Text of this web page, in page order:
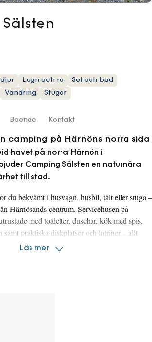
Lugn och ro
Sol och bad
Vandring Stugor
Boende Kontakt
camping på Härnöns norra sida
havet på norra Härnön i
Camping Sälsten en naturnära
till stad.
du bekvämt i husvagn, husbil, tält eller stuga –
Härnösands centrum. Servicehusen på
med toaletter, duschar, kök med spis,
samt praktiska diskplatser och latriner – allt
campingupplevelse.
Läs mer